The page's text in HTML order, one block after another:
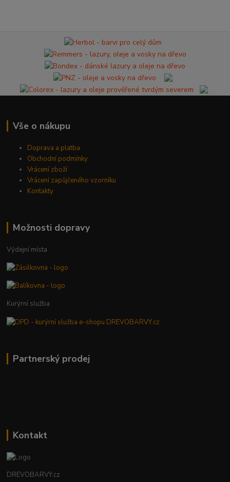
Vše o nákupu
Doprava a platba
Obchodní podmínky
Vrácení zboží
Vrácení zapůjčeného vzorníku
Kontakty
Možnosti dopravy
Výdejní místa
Kurýrní služba
Partnerský prodej
Kontakt
DREVOBARVY.cz